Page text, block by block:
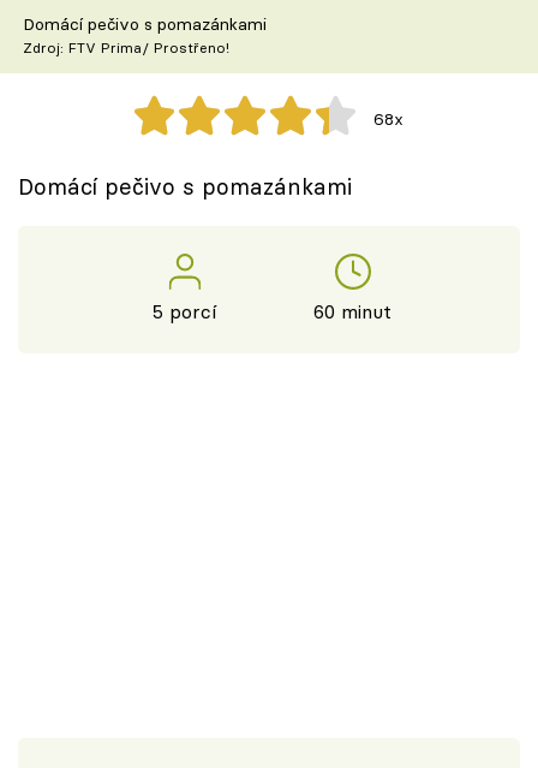
Recepty z TV
Speciál: Cuketa
Těhotnej kuchař
Sledujte prima+
Domácí pečivo s pomazánkami
Zdroj: FTV Prima/ Prostřeno!
68x
Domácí pečivo s pomazánkami
5 porcí 60 minut